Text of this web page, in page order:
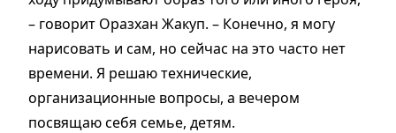
– говорит Оразхан Жакуп. – Конечно, я могу
нарисовать и сам, но сейчас на это часто нет
времени. Я решаю технические,
организационные вопросы, а вечером
посвящаю себя семье, детям.